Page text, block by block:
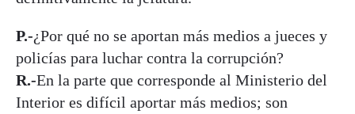
P.-¿Por qué no se aportan más medios a jueces y
policías para luchar contra la corrupción?
R.-En la parte que corresponde al Ministerio del
Interior es difícil aportar más medios; son